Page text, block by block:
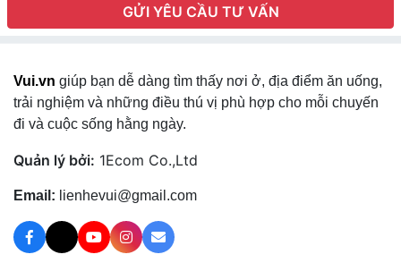
GỬI YÊU CẦU TƯ VẤN
Vui.vn giúp bạn dễ dàng tìm thấy nơi ở, địa điểm ăn uống,
trải nghiệm và những điều thú vị phù hợp cho mỗi chuyến
đi và cuộc sống hằng ngày.
Quản lý bởi: 1Ecom Co.,Ltd
Email: lienhevui@gmail.com